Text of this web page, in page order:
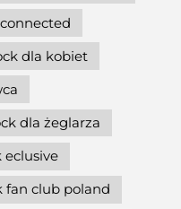
dla kobiet
dla żeglarza
eclusive
fan club poland